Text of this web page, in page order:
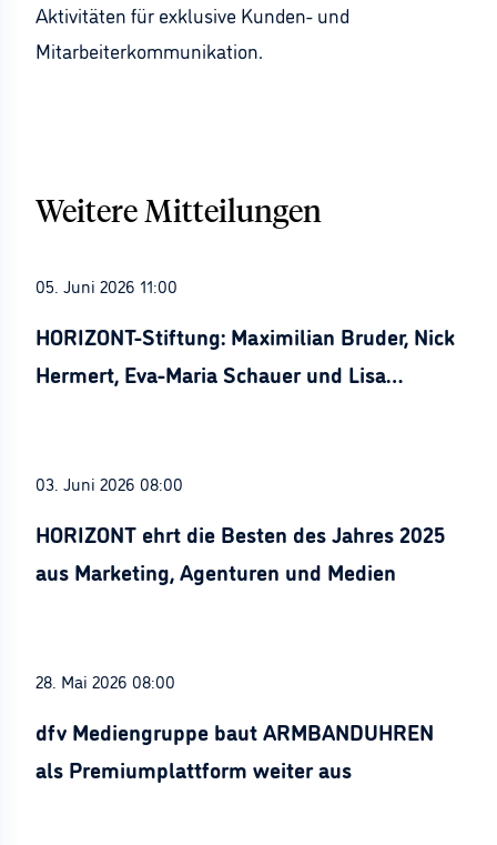
Aktivitäten für exklusive Kunden- und
Mitarbeiterkommunikation.
Weitere Mitteilungen
05. Juni 2026 11:00
HORIZONT-Stiftung: Maximilian Bruder, Nick
Hermert, Eva-Maria Schauer und Lisa
03. Juni 2026 08:00
HORIZONT ehrt die Besten des Jahres 2025
aus Marketing, Agenturen und Medien
28. Mai 2026 08:00
dfv Mediengruppe baut ARMBANDUHREN
als Premiumplattform weiter aus